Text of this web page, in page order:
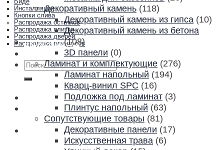
Инсталляции
Кнопки слива
Распродажа остатков
Распродажа плитки
Распродажа дверей
Распродажа плинтусов
Акции и скидки
Контакты
Искать:
Декоративный камень (118)
Декоративный камень из гипса (10)
Декоративный камень из бетона
(108)
3D панели (0)
Ламинат и комплектующие (276)
Ламинат напольный (194)
Кварц-винил SPC (16)
Подложка под ламинат (3)
Плинтус напольный (63)
Сопутствующие товары (81)
Декоративные панели (17)
Искусственная трава (6)